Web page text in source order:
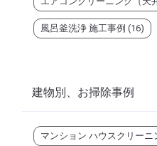
風呂釜洗浄 施工事例 (16)
建物別、お掃除事例
マンション ハウスクリーニ